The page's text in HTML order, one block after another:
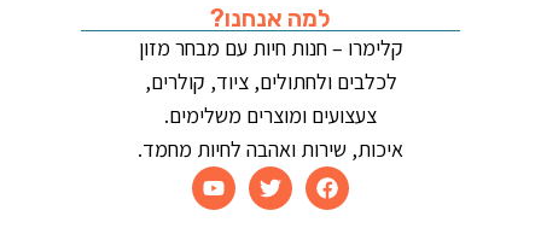
למה אנחנו?
קלימרו – חנות חיות עם מבחר מזון
לכלבים ולחתולים, ציוד, קולרים,
צעצועים ומוצרים משלימים.
איכות, שירות ואהבה לחיות מחמד.